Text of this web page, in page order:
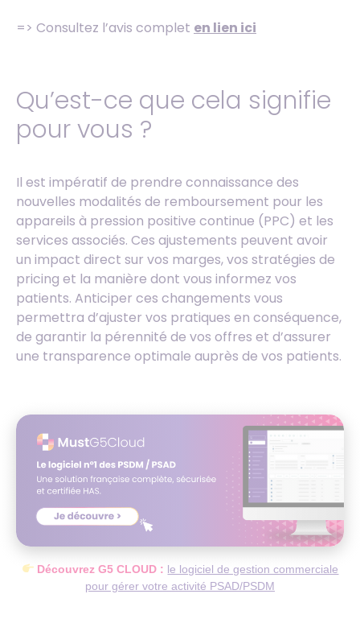
=> Consultez l’avis complet en lien ici
Qu’est-ce que cela signifie
pour vous ?
Il est impératif de prendre connaissance des
nouvelles modalités de remboursement pour les
appareils à pression positive continue (PPC) et les
services associés. Ces ajustements peuvent avoir
un impact direct sur vos marges, vos stratégies de
pricing et la manière dont vous informez vos
patients. Anticiper ces changements vous
permettra d’ajuster vos pratiques en conséquence,
de garantir la pérennité de vos offres et d’assurer
une transparence optimale auprès de vos patients.
Découvrez G5 CLOUD : le logiciel de gestion commerciale
pour gérer votre activité PSAD/PSDM